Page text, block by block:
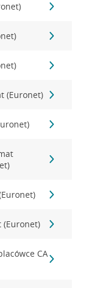
(Euronet)
(Euronet)
CA